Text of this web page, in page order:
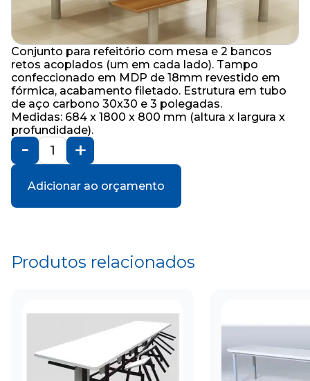
Conjunto para refeitório com mesa e 2 bancos
retos acoplados (um em cada lado). Tampo
confeccionado em MDP de 18mm revestido em
fórmica, acabamento filetado. Estrutura em tubo
de aço carbono 30x30 e 3 polegadas.
Medidas: 684 x 1800 x 800 mm (altura x largura x
profundidade).
Adicionar ao orçamento
Produtos relacionados